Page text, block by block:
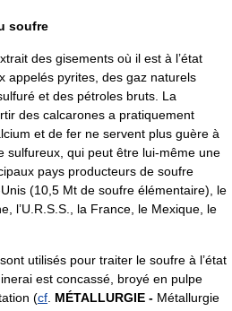
soufre
des gisements où il est à l’état
appelés pyrites, des gaz naturels
et des pétroles bruts. La
des calcarones a pratiquement
et de fer ne servent plus guère à
sulfureux, qui peut être lui-même une
pays producteurs de soufre
(10,5 Mt de soufre élémentaire), le
l’U.R.S.S., la France, le Mexique, le
utilisés pour traiter le soufre à l’état
est concassé, broyé en pulpe
(cf MÉTALLURGIE - Métallurgie